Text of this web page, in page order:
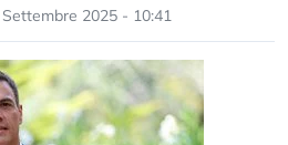
2025 - 10:41